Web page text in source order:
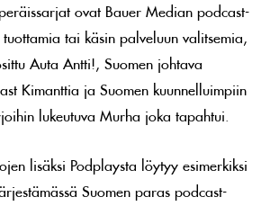
ovat Bauer Median podcast-
tai käsin palveluun valitsemia,
Auta Antti!, Suomen johtava
Kimanttia ja Suomen kuunnelluimpiin
lukeutuva Murha joka tapahtui.
lisäksi Podplaysta löytyy esimerkiksi
Suomen paras podcast-